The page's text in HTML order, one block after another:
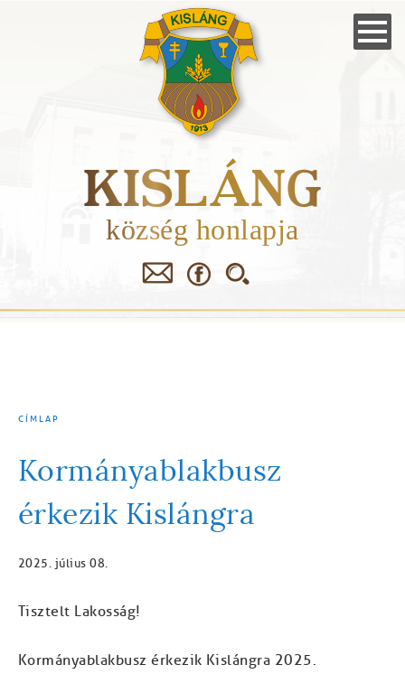
KISLÁNG
község honlapja
MORZSA
CÍMLAP
Kormányablakbusz
érkezik Kislángra
2025. július 08.
Tisztelt Lakosság!
Kormányablakbusz érkezik Kislángra 2025.